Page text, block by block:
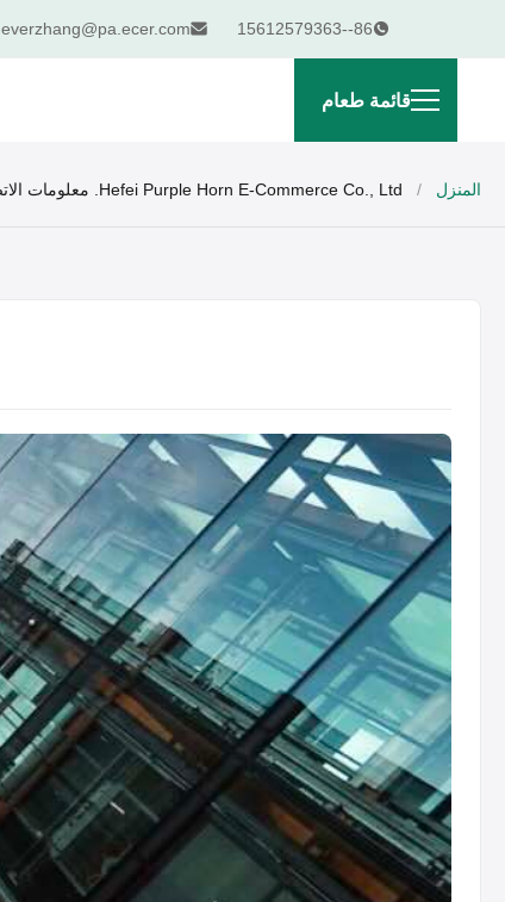
86--15612579363
everzhang@pa.ecer.com
قائمة طعام
المنزل / Hefei Purple Horn E-Commerce Co., Ltd. معلومات الاتصال